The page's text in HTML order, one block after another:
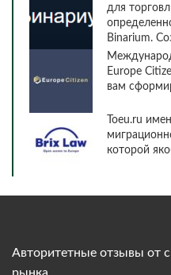
для
Binarium.
Europe
вам
Toeu.ru
которой
Авторитетные отзывы от